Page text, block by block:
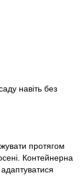
навіть без
протягом
Контейнерна